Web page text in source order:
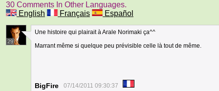
30 Comments In Other Languages.
English
Français Español
29
Une histoire qui plairait à Arale Norimaki ça^^
Marrant même si quelque peu prévisible celle là tout de même.
BigFire 07/14/2011 09:30:37